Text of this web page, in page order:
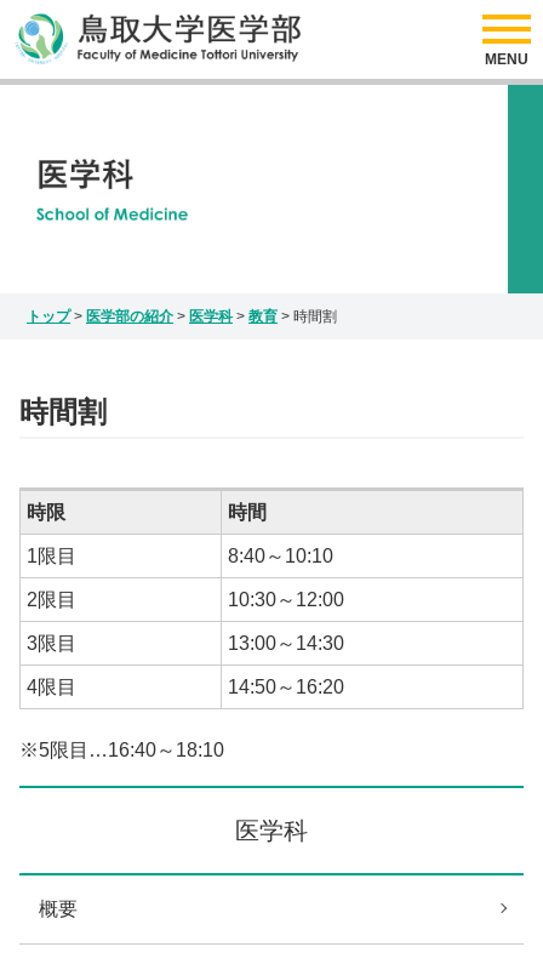
入試情報
研究情報
トップ > 医学部の紹介 > 医学科 > 教育 > 時間割
時間割
時限 時間
1限目 8:40～10:10
2限目 10:30～12:00
3限目 13:00～14:30
4限目 14:50～16:20
※5限目…16:40～18:10
医学科
概要